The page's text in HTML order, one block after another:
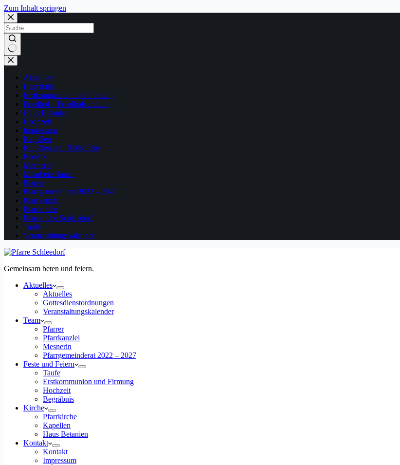
Zum Inhalt springen
Keine
Ergebnisse
Aktuelles
Begräbnis
Erstkommunion und Firmung
Friedhof – Friedhofsordnung
Haus Betanien
Hochzeit
Impressum
Kapellen
Kapellen und Bildstöcke
Kontakt
Mesnerin
MitarbeiterInnen
Pfarrer
Pfarrgemeinderat 2022 – 2027
Pfarrkanzlei
Pfarrkirche
Pfarrkirche Schleedorf
Taufe
Veranstaltungskalender
Gemeinsam beten und feiern.
Aktuelles
Aktuelles
Gottesdienstordnungen
Veranstaltungskalender
Team
Pfarrer
Pfarrkanzlei
Mesnerin
Pfarrgemeinderat 2022 – 2027
Feste und Feiern
Taufe
Erstkommunion und Firmung
Hochzeit
Begräbnis
Kirche
Pfarrkirche
Kapellen
Haus Betanien
Kontakt
Kontakt
Impressum